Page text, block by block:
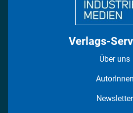
Verlags-
Über uns
AutorInnen
Newsletter